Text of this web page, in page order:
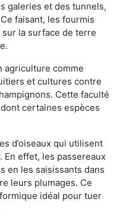
galeries et des tunnels,
faisant, les fourmis
la surface de terre
agriculture comme
et cultures contre
Cette faculté
certaines espèces
d’oiseaux qui utilisent
effet, les passereaux
en les saisissants dans
leurs plumages. Ce
idéal pour tuer